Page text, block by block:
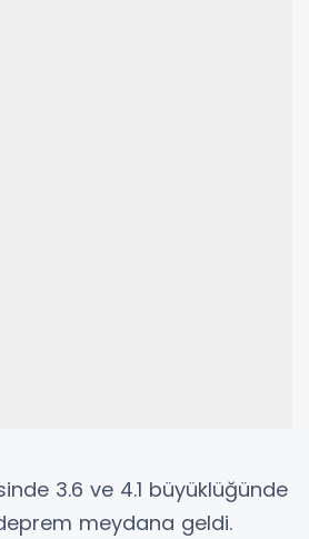
3.6 ve 4.1 büyüklüğünde
meydana geldi.